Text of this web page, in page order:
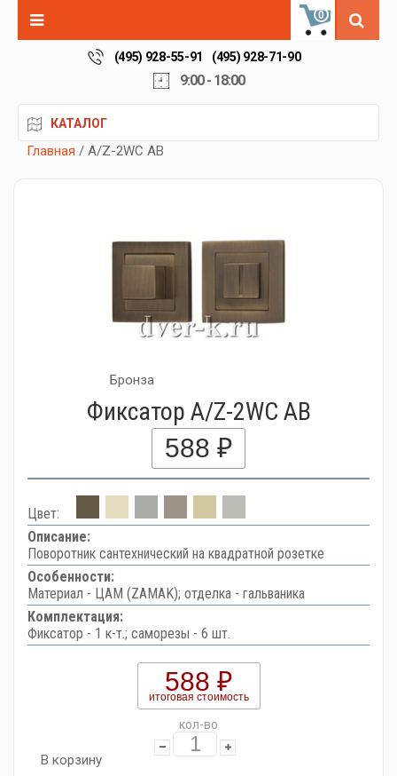
0
(495) 928-55-91 (495) 928-71-90
9:00 - 18:00
КАТАЛОГ
Главная / A/Z-2WC AB
Бронза
Фиксатор A/Z-2WC AB
588 ₽
Цвет:
Описание:
Поворотник сантехнический на квадратной розетке
Особенности:
Материал - ЦАМ (ZAMAK); отделка - гальваника
Комплектация:
Фиксатор - 1 к-т.; саморезы - 6 шт.
588 ₽
итоговая стоимость
кол-во
В корзину